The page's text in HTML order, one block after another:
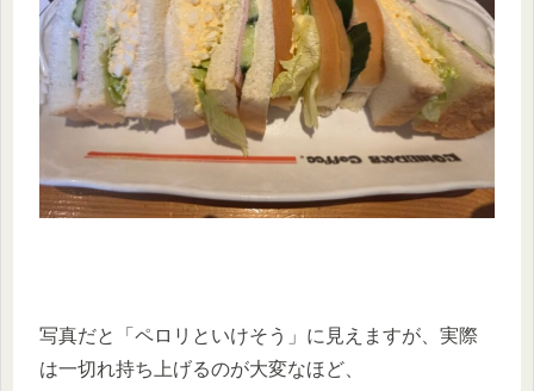
写真だと「ペロリといけそう」に見えますが、実際
は一切れ持ち上げるのが大変なほど、